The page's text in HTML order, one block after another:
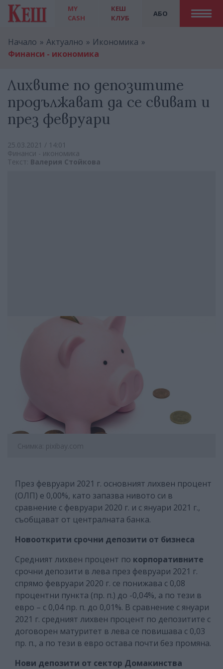
MY
CASH
АБО
КЕШ
КЛУБ
Начало Актуално
Икономика
Финанси - икономика
Лихвите по депозитите
продължават да се свиват и
през февруари
25.03.2021 / 14:01
Финанси - икономика
Текст: Валерия Стойкова
Снимка: pixibay.com
През февруари 2021 г. основният лихвен процент
(ОЛП) е 0,00%, като запазва нивото си в
сравнение с февруари 2020 г. и с януари 2021 г.,
съобщават от централната банка.
Новооткрити срочни депозити от бизнеса
Средният лихвен процент по корпоративните
срочни депозити в лева през февруари 2021 г.
спрямо февруари 2020 г. се понижава с 0,08
процентни пункта (пр. п.) до -0,04%, а по тези в
евро – с 0,04 пр. п. до 0,01%. В сравнение с януари
2021 г. средният лихвен процент по депозитите с
договорен матуритет в лева се повишава с 0,03
пр. п., а по тези в евро остава почти без промяна.
Нови депозити от сектор Домакинства